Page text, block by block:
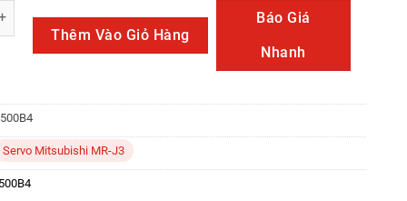
số lượng
Thêm Vào Giỏ Hàng
Báo Giá
Nhanh
Servo Mitsubishi MR-J3